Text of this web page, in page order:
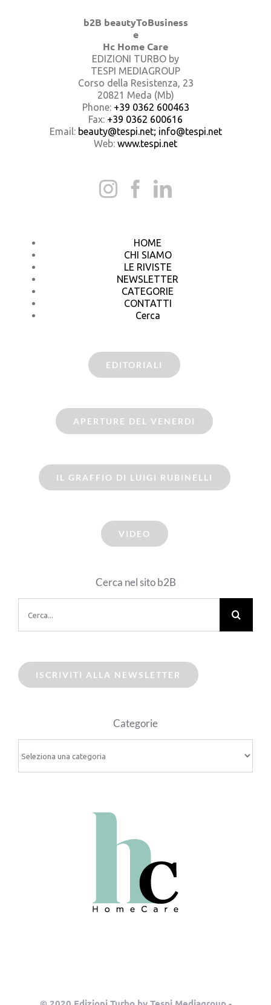
b2B beautyToBusiness
e
Hc Home Care
EDIZIONI TURBO by
TESPI MEDIAGROUP
Corso della Resistenza, 23
20821 Meda (Mb)
Phone: +39 0362 600463
Fax: +39 0362 600616
Email: beauty@tespi.net; info@tespi.net
Web: www.tespi.net
HOME
CHI SIAMO
LE RIVISTE
NEWSLETTER
CATEGORIE
CONTATTI
Cerca
EDITORIALI
APERTURE DEL VENERDI
IL GRAFFIO DI LUIGI RUBINELLI
VIDEO
Cerca nel sito b2B
per:
ISCRIVITI ALLA NEWSLETTER
Categorie